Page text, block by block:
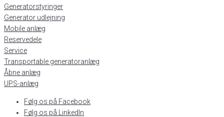
Generatorstyringer
Generator udlejning
Mobile anlæg
Reservedele
Service
Transportable generatoranlæg
Åbne anlæg
UPS-anlæg
Følg os på Facebook
Følg os på LinkedIn